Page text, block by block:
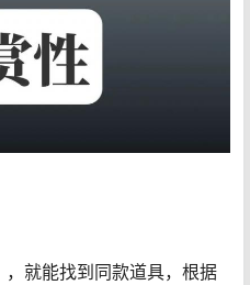
就能找到同款道具，根据